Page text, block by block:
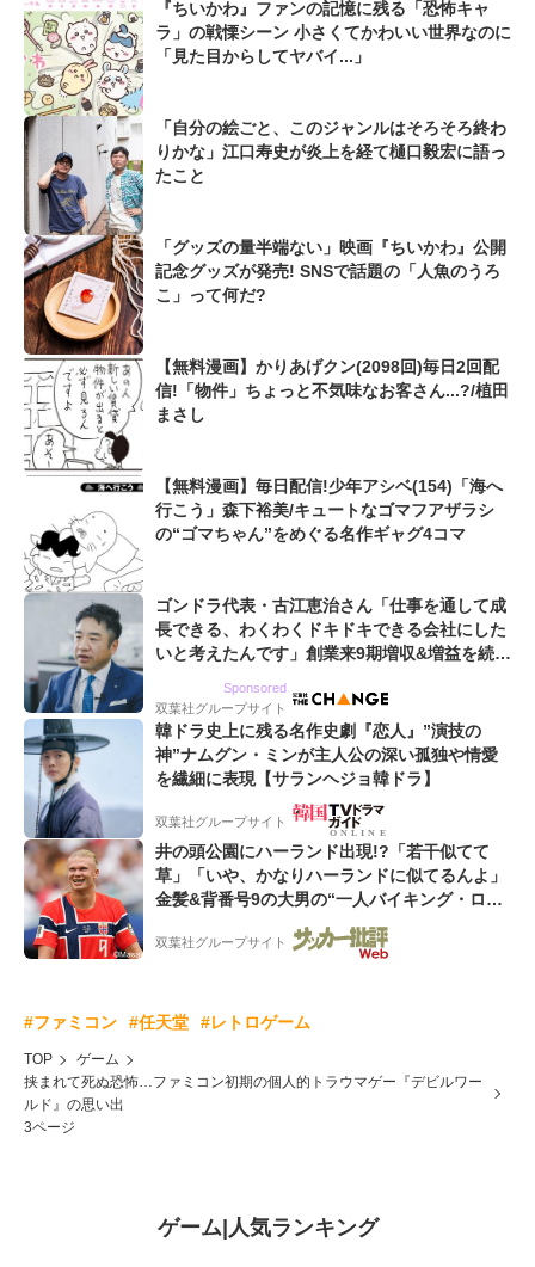
『ちいかわ』ファンの記憶に残る「恐怖キャ
ラ」の戦慄シーン 小さくてかわいい世界なのに
「見た目からしてヤバイ...」
「自分の絵ごと、このジャンルはそろそろ終わ
りかな」江口寿史が炎上を経て樋口毅宏に語っ
たこと
「グッズの量半端ない」映画『ちいかわ』公開
記念グッズが発売! SNSで話題の「人魚のうろ
こ」って何だ?
【無料漫画】かりあげクン(2098回)毎日2回配
信!「物件」ちょっと不気味なお客さん...?/植田
まさし
【無料漫画】毎日配信!少年アシベ(154)「海へ
行こう」森下裕美/キュートなゴマフアザラシ
の“ゴマちゃん”をめぐる名作ギャグ4コマ
ゴンドラ代表・古江恵治さん「仕事を通して成
長できる、わくわくドキドキできる会社にした
いと考えたんです」創業来9期増収&増益を続け
Sponsored
双葉社グループサイト
韓ドラ史上に残る名作史劇『恋人』”演技の
神”ナムグン・ミンが主人公の深い孤独や情愛
を繊細に表現【サランヘジョ韓ドラ】
双葉社グループサイト
井の頭公園にハーランド出現!?「若干似てて
草」「いや、かなりハーランドに似てるんよ」
金髪&背番号9の大男の“一人バイキング・ロ
ー”映像が話題!「元気をもらった」
双葉社グループサイト
#ファミコン #任天堂 #レトロゲーム
TOP
ゲーム
挟まれて死ぬ恐怖…ファミコン初期の個人的トラウマゲー『デビルワー
ルド』の思い出
3ページ
ゲーム| 人気ランキング